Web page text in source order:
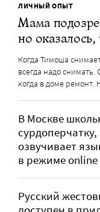
ЛИЧНЫЙ ОПЫТ
Мама
но оказалось,
Когда Тимоша
всегда надо снимать.
когда в доме
В Москве
сурдоперчатку,
озвучивает
в режиме online
Русский